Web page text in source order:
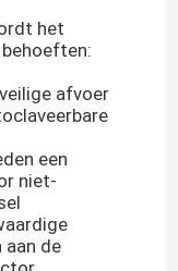
het
afvoer
een
niet-
de